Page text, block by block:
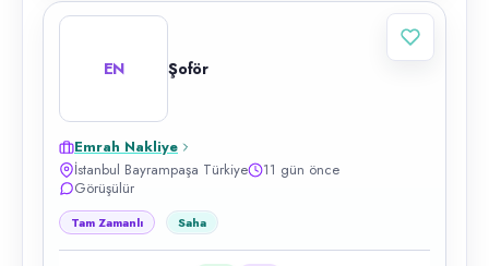
EN Şoför
Emrah Nakliye
İstanbul Bayrampaşa Türkiye
11 gün önce
Görüşülür
Tam Zamanlı Saha